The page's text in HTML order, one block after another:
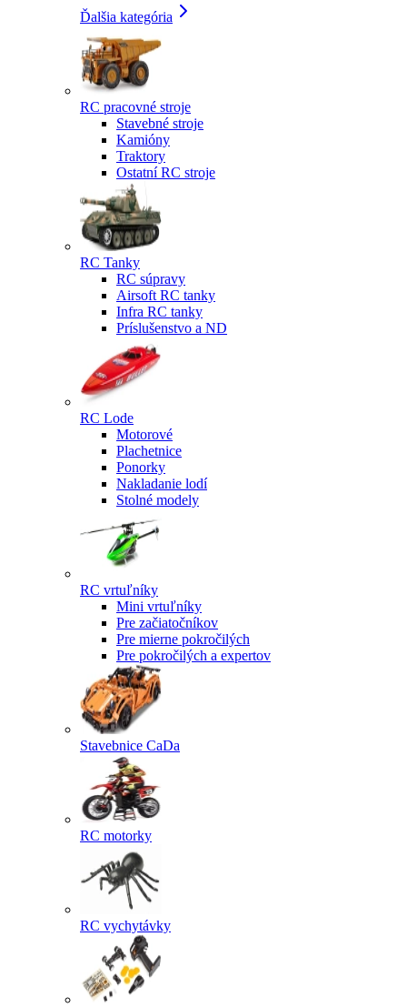
Ďalšia kategória
RC pracovné stroje
Stavebné stroje
Kamióny
Traktory
Ostatní RC stroje
RC Tanky
RC súpravy
Airsoft RC tanky
Infra RC tanky
Príslušenstvo a ND
RC Lode
Motorové
Plachetnice
Ponorky
Nakladanie lodí
Stolné modely
RC vrtuľníky
Mini vrtuľníky
Pre začiatočníkov
Pre mierne pokročilých
Pre pokročilých a expertov
Stavebnice CaDa
RC motorky
RC vychytávky